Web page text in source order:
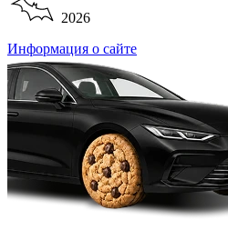
2026
Информация о сайте